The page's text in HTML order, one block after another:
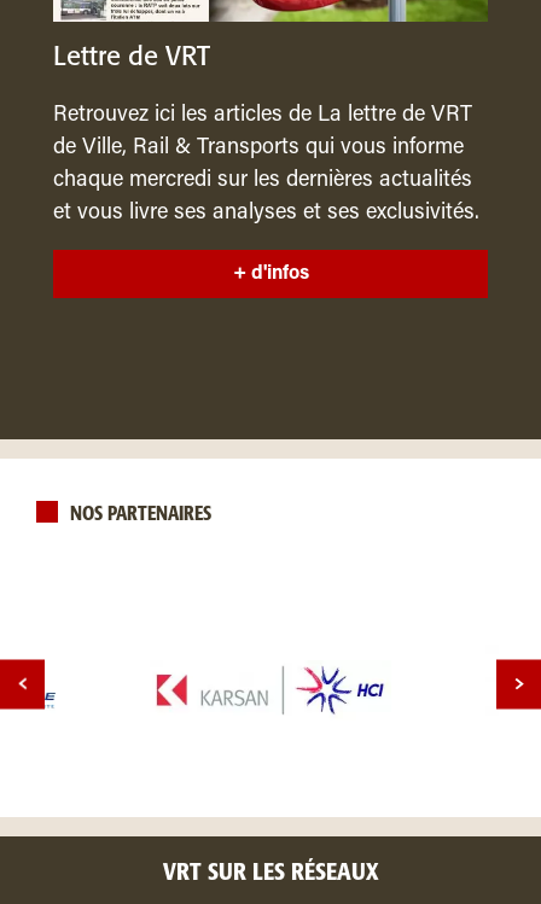
Lettre de VRT
Retrouvez ici les articles de La lettre de VRT
de Ville, Rail & Transports qui vous informe
chaque mercredi sur les dernières actualités
et vous livre ses analyses et ses exclusivités.
+ d'infos
NOS PARTENAIRES
VRT SUR LES RÉSEAUX